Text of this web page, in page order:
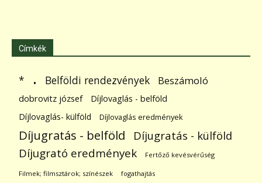
Címkék
* . Belföldi rendezvények Beszámoló
dobrovitz józsef
Díjlovaglás - belföld
Díjlovaglás- külföld
Díjlovaglás eredmények
Díjugratás - belföld Díjugratás - külföld
Díjugrató eredmények Fertőző kevésvérűség
Filmek; filmsztárok; színészek fogathajtás